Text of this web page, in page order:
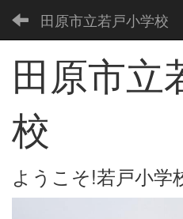
田原市立若戸小学校
田原市立
校
ようこそ!若戸小学